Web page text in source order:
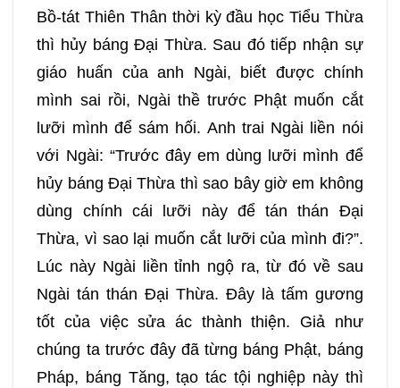
Bồ-tát Thiên Thân thời kỳ đầu học Tiểu Thừa
thì hủy báng Đại Thừa. Sau đó tiếp nhận sự
giáo huấn của anh Ngài, biết được chính
mình sai rồi, Ngài thề trước Phật muốn cắt
lưỡi mình để sám hối. Anh trai Ngài liền nói
với Ngài: “Trước đây em dùng lưỡi mình để
hủy báng Đại Thừa thì sao bây giờ em không
dùng chính cái lưỡi này để tán thán Đại
Thừa, vì sao lại muốn cắt lưỡi của mình đi?”.
Lúc này Ngài liền tỉnh ngộ ra, từ đó về sau
Ngài tán thán Đại Thừa. Đây là tấm gương
tốt của việc sửa ác thành thiện. Giả như
chúng ta trước đây đã từng báng Phật, báng
Pháp, báng Tăng, tạo tác tội nghiệp này thì